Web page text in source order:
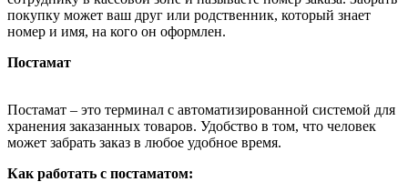
покупку может ваш друг или родственник, который знает
номер и имя, на кого он оформлен.
Постамат
Постамат – это терминал с автоматизированной системой для
хранения заказанных товаров. Удобство в том, что человек
может забрать заказ в любое удобное время.
Как работать с постаматом: